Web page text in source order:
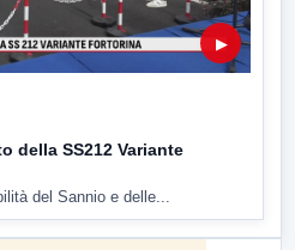
▶
della SS212 Variante
del Sannio e delle...